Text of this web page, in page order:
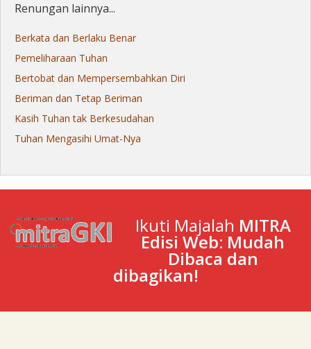
Renungan lainnya...
Berkata dan Berlaku Benar
Pemeliharaan Tuhan
Bertobat dan Mempersembahkan Diri
Beriman dan Tetap Beriman
Kasih Tuhan tak Berkesudahan
Tuhan Mengasihi Umat-Nya
Ikuti Majalah MITRA
Edisi Web: Mudah
Dibaca dan
dibagikan!